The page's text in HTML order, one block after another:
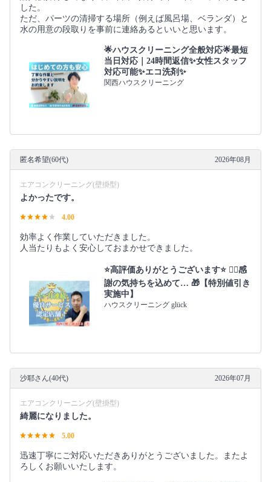
した。
ただ、パーツの清掃する場所（例えば風呂場、ベランダ）と
水の用意の段取りを事前に連絡あるといいと思います。
🌟ハウスクリーニング全般対応🌟最短
当日対応｜24時間返信✨女性スタッフ
対応可能✨エコ洗剤✨
関西ハウスクリーニング
匿名希望(60代) 2026年08月
エアコンクリーニング(壁掛型)
よかったです。
4.00
効率よく作業していただきました。
人当たりもよく安心しておまかせできました。
⭐️高評価ありがとうございます⭐️ 🙇‍♀️感
謝の気持ちを込めて… 🎁【特別値引き
実施中】
ハウスクリーニング glück
沙耶さん(40代) 2026年07月
エアコンクリーニング(壁掛型)
綺麗になりました。
5.00
迅速丁寧にご対応いただきありがとうございました。またよ
ろしくお願いいたします。